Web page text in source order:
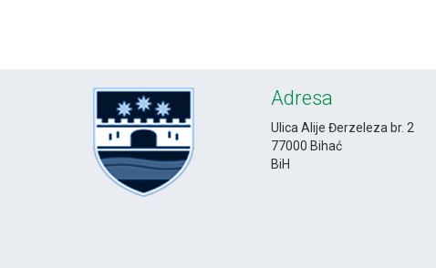
Adresa
Ulica Alije Đerzeleza br. 2
77000 Bihać
BiH